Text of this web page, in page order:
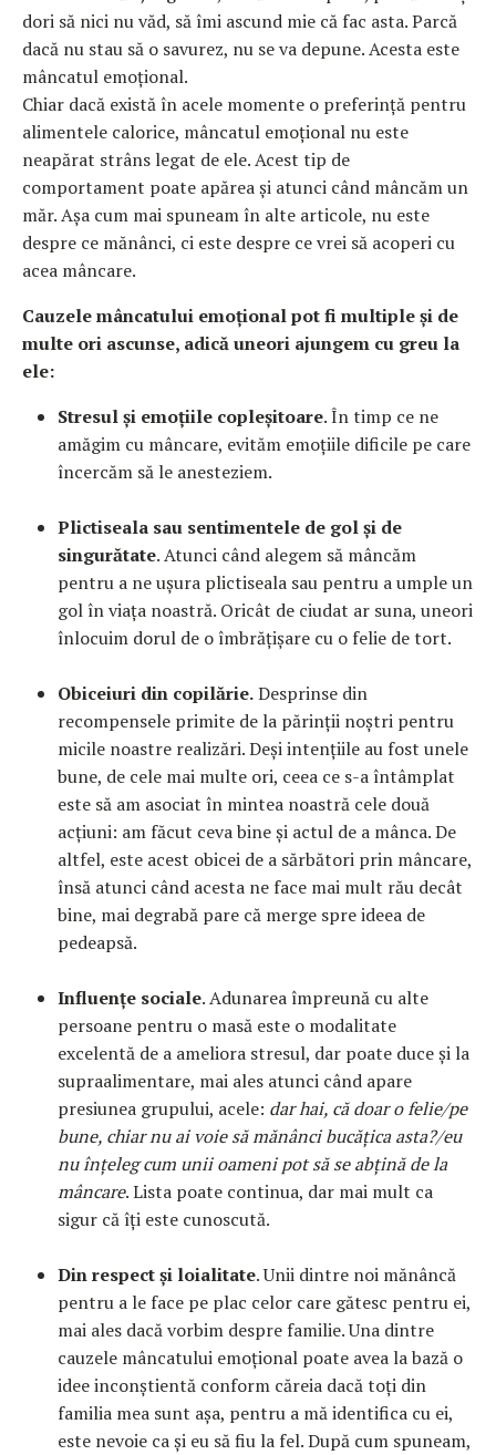
dori să nici nu văd, să îmi ascund mie că fac asta. Parcă
dacă nu stau să o savurez, nu se va depune. Acesta este
mâncatul emoțional.
Chiar dacă există în acele momente o preferință pentru
alimentele calorice, mâncatul emoțional nu este
neapărat strâns legat de ele. Acest tip de
comportament poate apărea și atunci când mâncăm un
măr. Așa cum mai spuneam în alte articole, nu este
despre ce mănânci, ci este despre ce vrei să acoperi cu
acea mâncare.
Cauzele mâncatului emoțional pot fi multiple și de
multe ori ascunse, adică uneori ajungem cu greu la
ele:
Stresul și emoțiile copleșitoare. În timp ce ne
amăgim cu mâncare, evităm emoțiile dificile pe care
încercăm să le anesteziem.
Plictiseala sau sentimentele de gol și de
singurătate. Atunci când alegem să mâncăm
pentru a ne ușura plictiseala sau pentru a umple un
gol în viața noastră. Oricât de ciudat ar suna, uneori
înlocuim dorul de o îmbrățișare cu o felie de tort.
Obiceiuri din copilărie.Desprinse din
recompensele primite de la părinții noștri pentru
micile noastre realizări. Deși intențiile au fost unele
bune, de cele mai multe ori, ceea ce s-a întâmplat
este să am asociat în mintea noastră cele două
acțiuni: am făcut ceva bine și actul de a mânca. De
altfel, este acest obicei de a sărbători prin mâncare,
însă atunci când acesta ne face mai mult rău decât
bine, mai degrabă pare că merge spre ideea de
pedeapsă.
Influențe sociale. Adunarea împreună cu alte
persoane pentru o masă este o modalitate
excelentă de a ameliora stresul, dar poate duce și la
supraalimentare, mai ales atunci când apare
presiunea grupului, acele: dar hai, că doar o felie/pe
bune, chiar nu ai voie să mănânci bucățica asta?/eu
nu înțeleg cum unii oameni pot să se abțină de la
mâncare. Lista poate continua, dar mai mult ca
sigur că îți este cunoscută.
Din respect și loialitate. Unii dintre noi mănâncă
pentru a le face pe plac celor care gătesc pentru ei,
mai ales dacă vorbim despre familie. Una dintre
cauzele mâncatului emoțional poate avea la bază o
idee inconștientă conform căreia dacă toți din
familia mea sunt așa, pentru a mă identifica cu ei,
este nevoie ca și eu să fiu la fel. După cum spuneam,